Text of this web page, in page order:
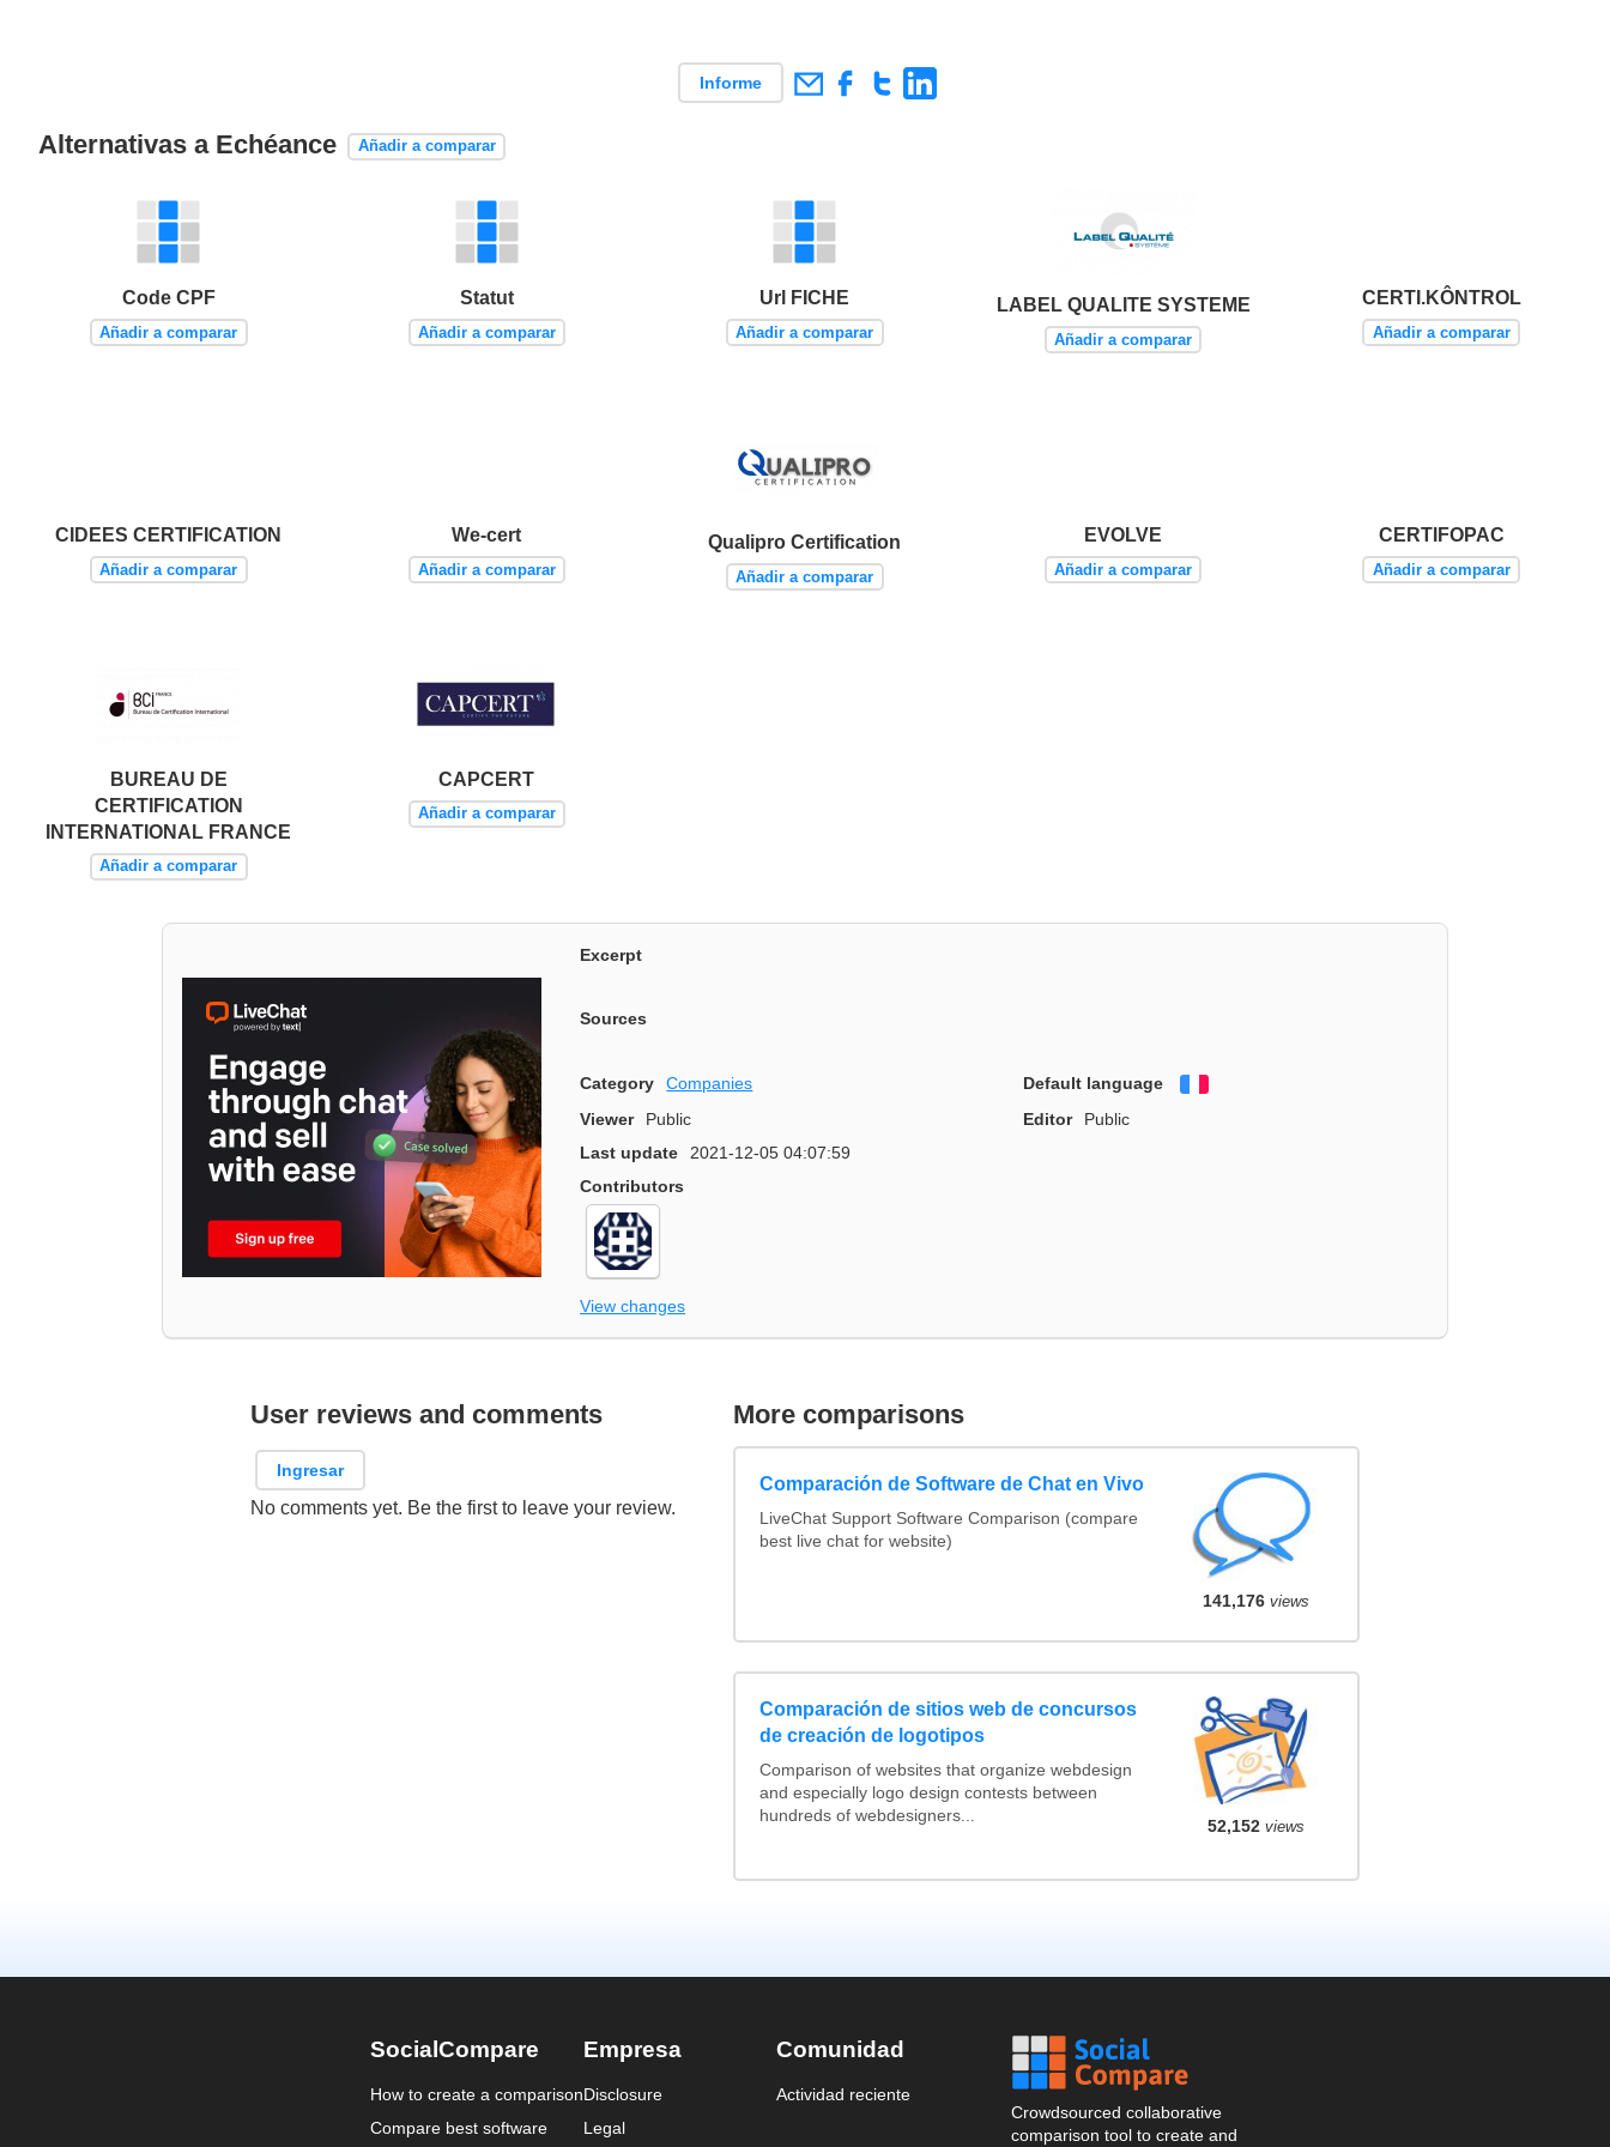
Informe
Alternativas a Echéance Añadir a comparar
Code CPF
Añadir a comparar
Statut
Añadir a comparar
Url FICHE
Añadir a comparar
LABEL QUALITE SYSTEME
Añadir a comparar
CERTI.KÔNTROL
Añadir a comparar
CIDEES CERTIFICATION
Añadir a comparar
We-cert
Añadir a comparar
Qualipro Certification
Añadir a comparar
EVOLVE
Añadir a comparar
CERTIFOPAC
Añadir a comparar
BUREAU DE
CERTIFICATION
INTERNATIONAL FRANCE
Añadir a comparar
CAPCERT
Añadir a comparar
Excerpt
Sources
Category Companies Default language
Viewer
Public Editor
Public
Last update
2021-12-05 04:07:59
Contributors
View changes
User reviews and comments
Ingresar
No comments yet. Be the first to leave your review.
More comparisons
Comparación de Software de Chat en Vivo
LiveChat Support Software Comparison (compare
best live chat for website)
141,176 views
Comparación de sitios web de concursos
de creación de logotipos
Comparison of websites that organize webdesign
and especially logo design contests between
hundreds of webdesigners...
52,152 views
SocialCompare
How to create a comparison
Compare best software
Empresa
Disclosure
Legal
Comunidad
Actividad reciente
Crowdsourced collaborative
comparison tool to create and